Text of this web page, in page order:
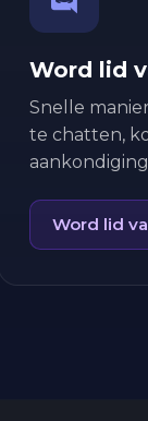
Word lid
Snelle
te chatten,
Word lid